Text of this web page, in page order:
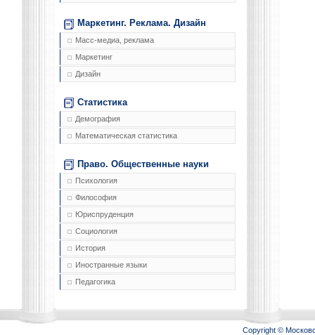
Маркетинг. Реклама. Дизайн
Масс-медиа, реклама
Маркетинг
Дизайн
Статистика
Демография
Математическая статистика
Право. Общественные науки
Психология
Философия
Юриспруденция
Социология
История
Иностранные языки
Педагогика
Copyright ©